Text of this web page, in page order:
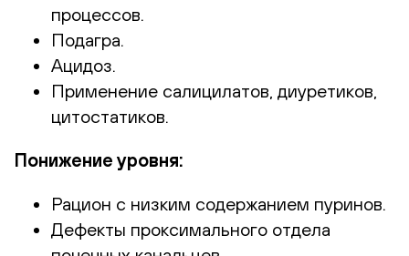
процессов.
Подагра.
Ацидоз.
Применение салицилатов, диуретиков,
цитостатиков.
Понижение уровня:
Рацион с низким содержанием пуринов.
Дефекты проксимального отдела